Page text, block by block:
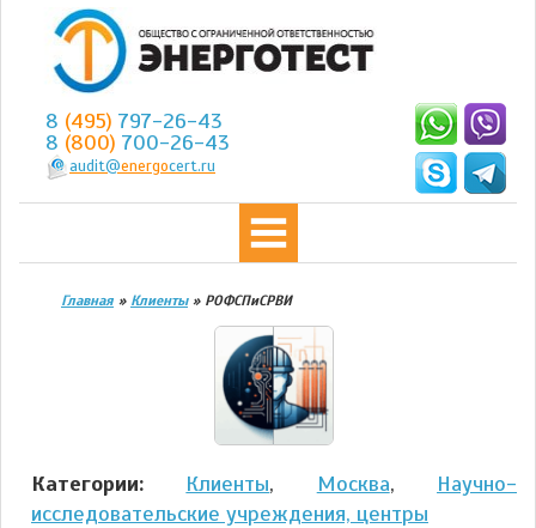
8 (495) 797-26-43
8 (800) 700-26-43
audit@energocert.ru
Главная » Клиенты» РОФСПиСРВИ
Категории: Клиенты, Москва, Научно-
исследовательские учреждения, центры